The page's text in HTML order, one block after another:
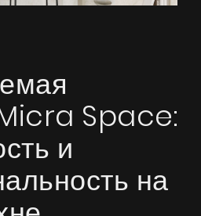
Space:
и
на